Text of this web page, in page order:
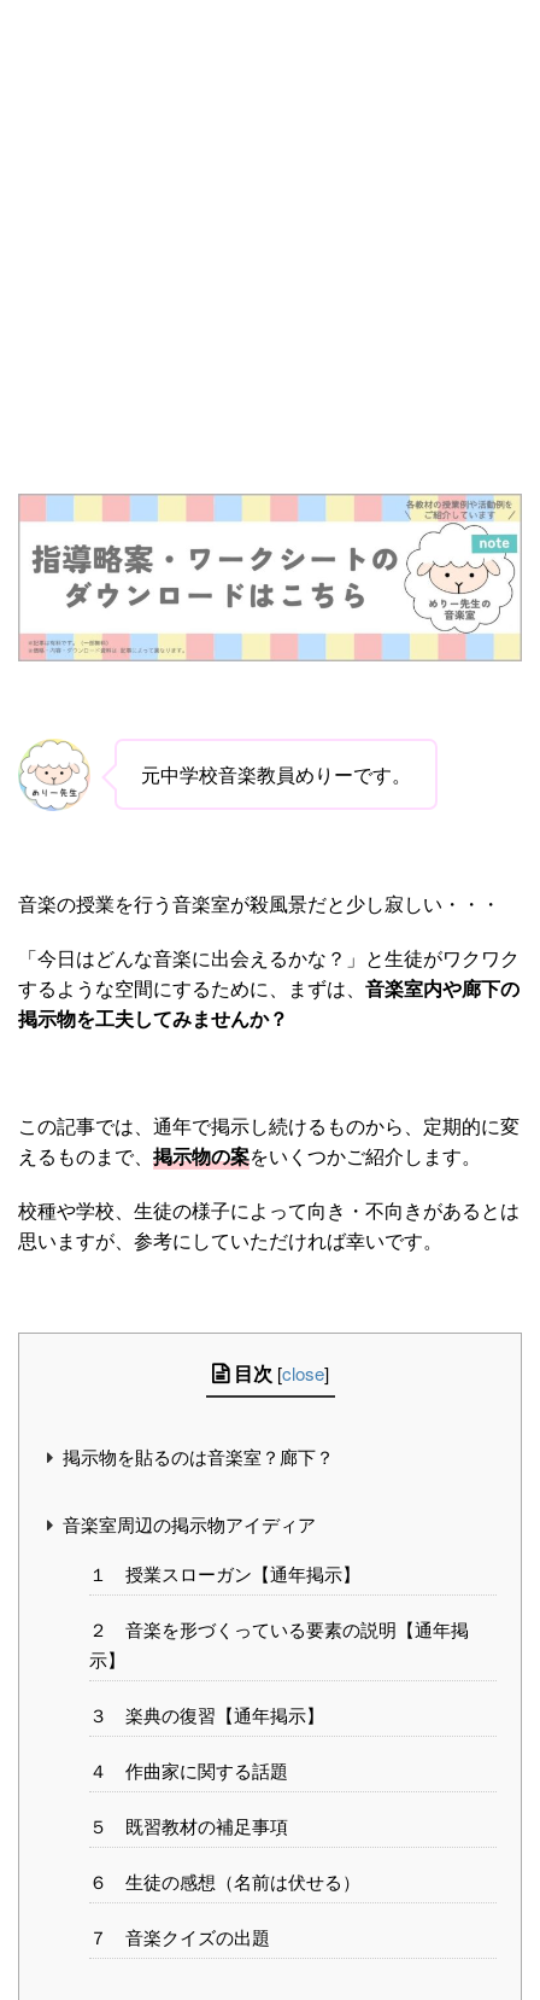
元中学校音楽教員めりーです。
音楽の授業を行う音楽室が殺風景だと少し寂しい・・・
「今日はどんな音楽に出会えるかな？」と生徒がワクワク
するような空間にするために、まずは、 音楽室内や廊下の
掲示物を工夫してみませんか？
この記事では、通年で掲示し続けるものから、定期的に変
えるものまで、 掲示物の案をいくつかご紹介します。
校種や学校、生徒の様子によって向き・不向きがあるとは
思いますが、参考にしていただければ幸いです。
目次 [close]
掲示物を貼るのは音楽室？廊下？
音楽室周辺の掲示物アイディア
１ 授業スローガン【通年掲示】
２ 音楽を形づくっている要素の説明【通年掲
示】
３ 楽典の復習【通年掲示】
４ 作曲家に関する話題
５ 既習教材の補足事項
６ 生徒の感想（名前は伏せる）
７ 音楽クイズの出題